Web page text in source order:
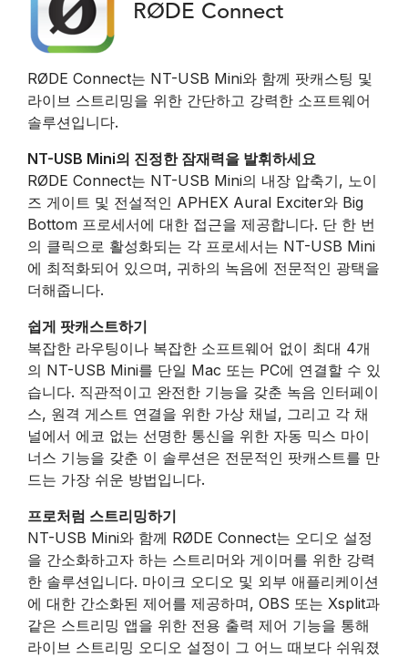
RØDE Connect
RØDE Connect는 NT-USB Mini와 함께 팟캐스팅 및
라이브 스트리밍을 위한 간단하고 강력한 소프트웨어
솔루션입니다.
NT-USB Mini의 진정한 잠재력을 발휘하세요
RØDE Connect는 NT-USB Mini의 내장 압축기, 노이
즈 게이트 및 전설적인 APHEX Aural Exciter와 Big
Bottom 프로세서에 대한 접근을 제공합니다. 단 한 번
의 클릭으로 활성화되는 각 프로세서는 NT-USB Mini
에 최적화되어 있으며, 귀하의 녹음에 전문적인 광택을
더해줍니다.
쉽게 팟캐스트하기
복잡한 라우팅이나 복잡한 소프트웨어 없이 최대 4개
의 NT-USB Mini를 단일 Mac 또는 PC에 연결할 수 있
습니다. 직관적이고 완전한 기능을 갖춘 녹음 인터페이
스, 원격 게스트 연결을 위한 가상 채널, 그리고 각 채
널에서 에코 없는 선명한 통신을 위한 자동 믹스 마이
너스 기능을 갖춘 이 솔루션은 전문적인 팟캐스트를 만
드는 가장 쉬운 방법입니다.
프로처럼 스트리밍하기
NT-USB Mini와 함께 RØDE Connect는 오디오 설정
을 간소화하고자 하는 스트리머와 게이머를 위한 강력
한 솔루션입니다. 마이크 오디오 및 외부 애플리케이션
에 대한 간소화된 제어를 제공하며, OBS 또는 Xsplit과
같은 스트리밍 앱을 위한 전용 출력 제어 기능을 통해
라이브 스트리밍 오디오 설정이 그 어느 때보다 쉬워졌